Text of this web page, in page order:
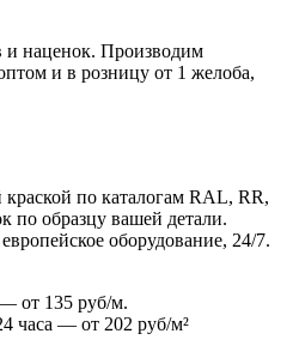
и наценок. Производим
и в розницу от 1 желоба,
по каталогам RAL, RR,
образцу вашей детали.
оборудование, 24/7.
от 135 руб/м.
часа — от 202 руб/м²